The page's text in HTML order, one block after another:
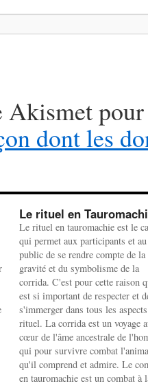
Akismet
dont les
Le rituel en
Le rituel en tauromachie est le
qui permet aux participants et au
public de se rendre compte de la
gravité et du symbolisme de la
corrida. C'est pour cette raison
est si important de respecter et
s'immerger dans tous les
rituel. La corrida est un voyage
cœur de l'âme ancestrale de
qui pour survivre combat
qu'il comprend et admire. Le
en tauromachie est un combat à